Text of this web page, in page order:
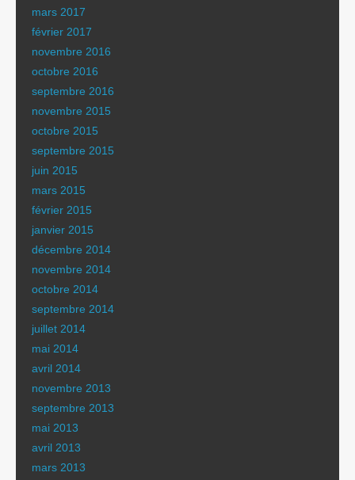
mars 2017
février 2017
novembre 2016
octobre 2016
septembre 2016
novembre 2015
octobre 2015
septembre 2015
juin 2015
mars 2015
février 2015
janvier 2015
décembre 2014
novembre 2014
octobre 2014
septembre 2014
juillet 2014
mai 2014
avril 2014
novembre 2013
septembre 2013
mai 2013
avril 2013
mars 2013